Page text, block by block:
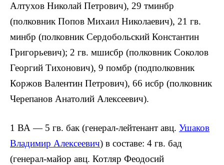
Алтухов Николай Петрович), 29 тминбр
(полковник Попов Михаил Николаевич), 21 гв.
минбр (полковник Сердобольский Константин
Григорьевич); 2 гв. мшисбр (полковник Соколов
Георгий Тихонович), 9 помбр (подполковник
Коржов Валентин Петрович), 66 исбр (полковник
Черепанов Анатолий Алексеевич).
1 ВА — 5 гв. бак (генерал-лейтенант авц. Ушаков
Владимир Алексеевич) в составе: 4 гв. бад
(генерал-майор авц. Котляр Феодосий